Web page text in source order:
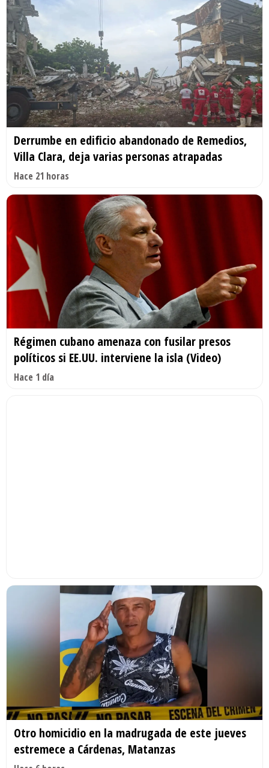
Derrumbe en edificio abandonado de Remedios,
Villa Clara, deja varias personas atrapadas
Hace 21 horas
Régimen cubano amenaza con fusilar presos
políticos si EE.UU. interviene la isla (Video)
Hace 1 día
Otro homicidio en la madrugada de este jueves
estremece a Cárdenas, Matanzas